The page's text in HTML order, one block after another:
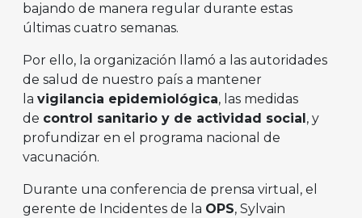
bajando de manera regular durante estas
últimas cuatro semanas.
Por ello, la organización llamó a las autoridades
de salud de nuestro país a mantener
la vigilancia epidemiológica, las medidas
de control sanitario y de actividad social , y
profundizar en el programa nacional de
vacunación.
Durante una conferencia de prensa virtual, el
gerente de Incidentes de la OPS, Sylvain